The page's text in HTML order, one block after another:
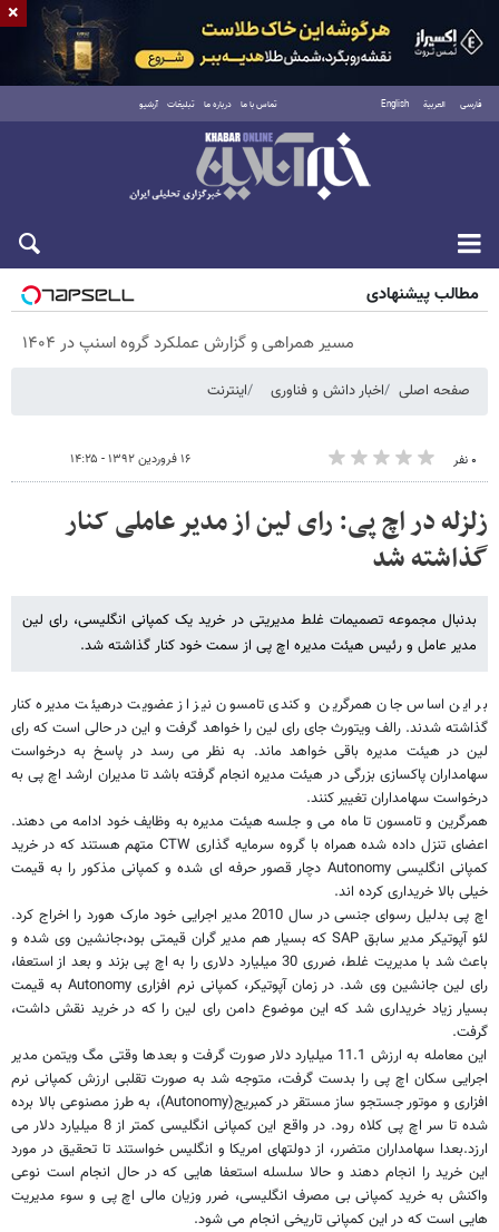
فارسی العربية English تماس با ما درباره ما تبلیغات آرشیو
شنبه ۱۷ مرداد ۱۴۰۵
مطالب پیشنهادی
مسیر همراهی و گزارش عملکرد گروه اسنپ در ۱۴۰۴
صفحه اصلی اخبار دانش و فناوری اینترنت
۰ نفر ۱۶ فروردین ۱۳۹۲ - ۱۴:۲۵
زلزله در اچ پی: رای لین از مدیر عاملی کنار
گذاشته شد
بدنبال مجموعه تصمیمات غلط مدیریتی در خرید یک کمپانی انگلیسی، رای لین
مدیر عامل و رئیس هیئت مدیره اچ پی از سمت خود کنار گذاشته شد.
بر این اساس جان همرگرین و کندی تامسون نیز از عضویت درهیئت مدیره کنار
گذاشته شدند. رالف ویتورث جای رای لین را خواهد گرفت و این در حالی است که رای
لین در هیئت مدیره باقی خواهد ماند. به نظر می رسد در پاسخ به درخواست
سهامداران پاکسازی بزرگی در هیئت مدیره انجام گرفته باشد تا مدیران ارشد اچ پی به
درخواست سهامداران تغییر کنند.
همرگرین و تامسون تا ماه می و جلسه هیئت مدیره به وظایف خود ادامه می دهند.
اعضای تنزل داده شده همراه با گروه سرمایه گذاری CTWمتهم هستند که در خرید
کمپانی انگلیسیAutonomy دچار قصور حرفه ای شده و کمپانی مذکور را به قیمت
خیلی بالا خریداری کرده اند.
اچ پی بدلیل رسوای جنسی در سال 2010 مدیر اجرایی خود مارک هورد را اخراج کرد.
لئو آپوتیکر مدیر سابق SAP که بسیار هم مدیر گران قیمتی بود،جانشین وی شده و
باعث شد با مدیریت غلط، ضرری 30 میلیارد دلاری را به اچ پی بزند و بعد از استعفا،
رای لین جانشین وی شد. در زمان آپوتیکر، کمپانی نرم افزاری Autonomyبه قیمت
بسیار زیاد خریداری شد که این موضوع دامن رای لین را که در خرید نقش داشت،
گرفت.
این معامله به ارزش 11.1 میلیارد دلار صورت گرفت و بعدها وقتی مگ ویتمن مدیر
اجرایی سکان اچ پی را بدست گرفت، متوجه شد به صورت تقلبی ارزش کمپانی نرم
افزاری و موتور جستجو ساز مستقر در کمبریج(Autonomy)، به طرز مصنوعی بالا برده
شده تا سر اچ پی کلاه رود. در واقع این کمپانی انگلیسی کمتر از 8 میلیارد دلار می
ارزد.بعدا سهامداران متضرر، از دولتهای امریکا و انگلیس خواستند تا تحقیق در مورد
این خرید را انجام دهند و حالا سلسله استعفا هایی که در حال انجام است نوعی
واکنش به خرید کمپانی بی مصرف انگلیسی، ضرر وزیان مالی اچ پی و سوء مدیریت
هایی است که در این کمپانی تاریخی انجام می شود.
×